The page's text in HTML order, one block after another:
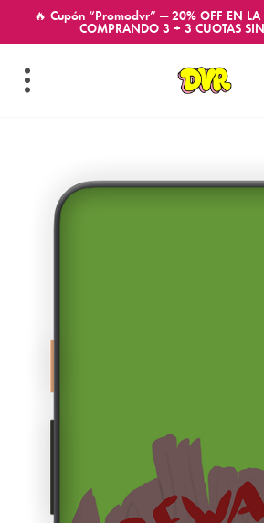
🔥 Cupón “Promodvr” — 20% OFF EN
COMPRANDO 3 + 3 CUOTAS